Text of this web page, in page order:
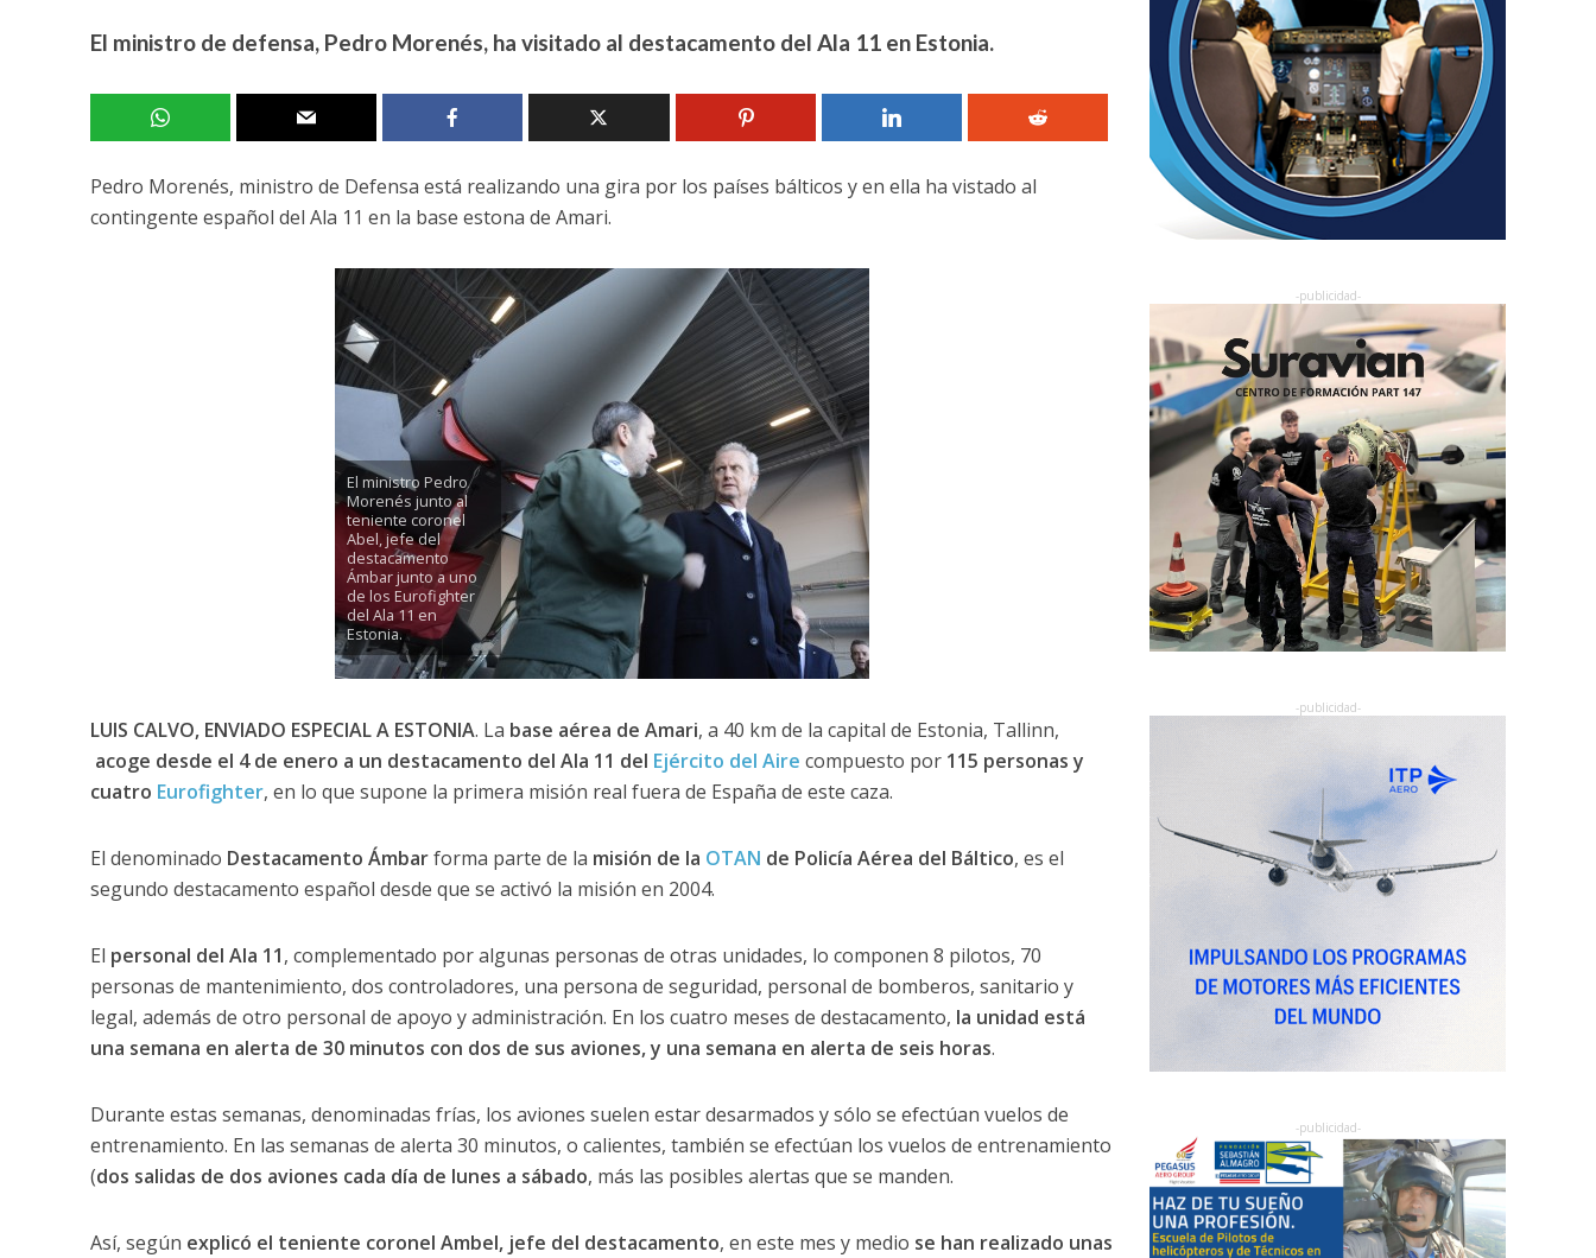
El ministro de defensa, Pedro Morenés, ha visitado al destacamento del Ala 11 en Estonia.
Pedro Morenés, ministro de Defensa está realizando una gira por los países bálticos y en ella ha vistado al
contingente español del Ala 11 en la base estona de Amari.
El ministro Pedro
Morenés junto al
teniente coronel
Abel, jefe del
destacamento
Ámbar junto a uno
de los Eurofighter
del Ala 11 en
Estonia.
LUIS CALVO, ENVIADO ESPECIAL A ESTONIA. La base aérea de Amari, a 40 km de la capital de Estonia, Tallinn,
acoge desde el 4 de enero a un destacamento del Ala 11 del Ejército del Aire compuesto por 115 personas y
cuatro Eurofighter, en lo que supone la primera misión real fuera de España de este caza.
El denominado Destacamento Ámbarforma parte de la misión de la OTAN de Policía Aérea del Báltico, es el
segundo destacamento español desde que se activó la misión en 2004.
El personal del Ala 11, complementado por algunas personas de otras unidades, lo componen 8 pilotos, 70
personas de mantenimiento, dos controladores, una persona de seguridad, personal de bomberos, sanitario y
legal, además de otro personal de apoyo y administración. En los cuatro meses de destacamento, la unidad está
una semana en alerta de 30 minutos con dos de sus aviones, y una semana en alerta de seis horas.
Durante estas semanas, denominadas frías, los aviones suelen estar desarmados y sólo se efectúan vuelos de
entrenamiento. En las semanas de alerta 30 minutos, o calientes, también se efectúan los vuelos de entrenamiento
(dos salidas de dos aviones cada día de lunes a sábado, más las posibles alertas que se manden.
Así, según explicó el teniente coronel Ambel, jefe del destacamento, en este mes y medio se han realizado unas